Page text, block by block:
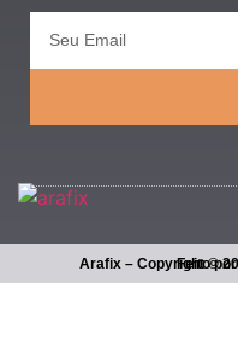
Arafix – Copyright ©
Feito